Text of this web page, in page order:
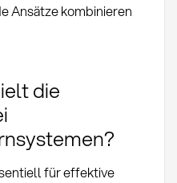
Ansätze kombinieren
die
für effektive